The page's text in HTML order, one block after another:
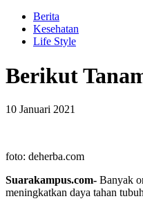
Berita
Kesehatan
Life Style
Berikut
10 Januari 2021
foto: deherba.com
Suarakampus.com- Banyak
meningkatkan daya tahan